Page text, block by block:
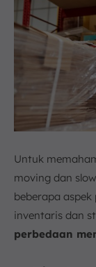
Untuk
moving dan
beberapa
inventaris dan
perbedaan